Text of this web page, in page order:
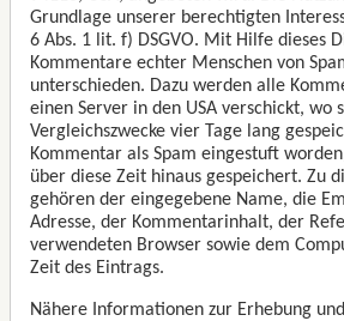
Grundlage unserer berechtigten
6 Abs. 1 lit. f) DSGVO. Mit Hilfe dieses
Kommentare echter Menschen von
unterschieden. Dazu werden alle
einen Server in den USA verschickt, wo
Vergleichszwecke vier Tage lang
Kommentar als Spam eingestuft
über diese Zeit hinaus gespeichert. Zu
gehören der eingegebene Name, die
Adresse, der Kommentarinhalt, der
verwendeten Browser sowie dem
Zeit des Eintrags.
Nähere Informationen zur Erhebung